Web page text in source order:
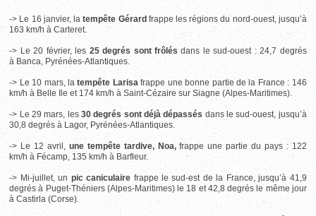
-> Le 16 janvier, la tempête Gérard frappe les régions du nord-ouest, jusqu’à
163 km/h à Carteret.
-> Le 20 février, les 25 degrés sont frôlés dans le sud-ouest : 24,7 degrés
à Banca, Pyrénées-Atlantiques.
-> Le 10 mars, la tempête Larisa frappe une bonne partie de la France : 146
km/h à Belle Ile et 174 km/h à Saint-Cézaire sur Siagne (Alpes-Maritimes).
-> Le 29 mars, les 30 degrés sont déjà dépassés dans le sud-ouest, jusqu’à
30,8 degrés à Lagor, Pyrénées-Atlantiques.
-> Le 12 avril, une tempête tardive, Noa, frappe une partie du pays : 122
km/h à Fécamp, 135 km/h à Barfleur.
-> Mi-juillet, un pic caniculaire frappe le sud-est de la France, jusqu’à 41,9
degrés à Puget-Théniers (Alpes-Maritimes) le 18 et 42,8 degrés le même jour
à Castirla (Corse).